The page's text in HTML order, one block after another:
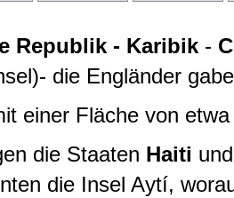
Republik - Karibik -
die Engländer
einer Fläche von
die Staaten Haiti
die Insel Aytí,